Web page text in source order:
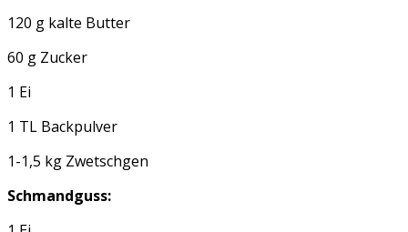
120 g kalte Butter
60 g Zucker
1 Ei
1 TL Backpulver
1-1,5 kg Zwetschgen
Schmandguss: